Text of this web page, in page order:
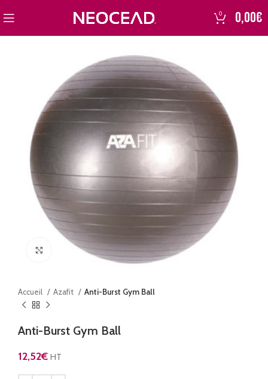
0 0,00€
Click to enlarge
Accueil Azafit Anti-Burst Gym Ball
Anti-Burst Gym Ball
12,52€ HT